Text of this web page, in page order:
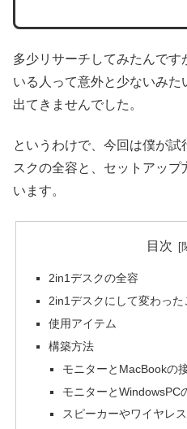
多少リサーチしてみたんで
いる人って意外と少ないみ
出てきませんでした。
というわけで、今回は僕が
スクの全容と、セットアッ
います。
目次
2in1デスクの全容
2in1デスクにして変わった
使用アイテム
構築方法
モニターとMacBookの
モニターとWindowsPC
スピーカーやワイヤレ